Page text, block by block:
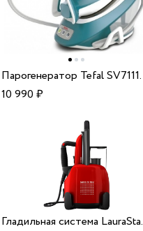
10 990₽